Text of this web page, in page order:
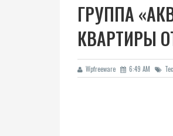
ГРУППА
КВАРТИРЫ
Wpfreeware 6:49 AM